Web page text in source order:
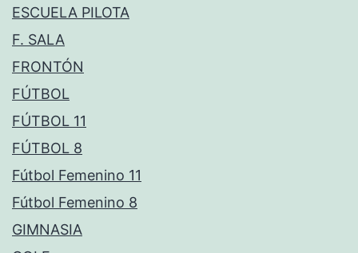
ESCUELA PILOTA
F. SALA
FRONTÓN
FÚTBOL
FÚTBOL 11
FÚTBOL 8
Fútbol Femenino 11
Fútbol Femenino 8
GIMNASIA